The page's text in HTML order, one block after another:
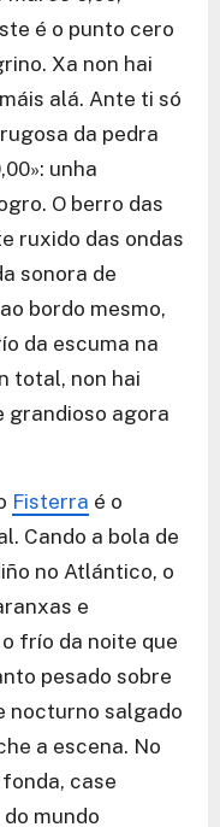
é o punto cero
Xa non hai
alá. Ante ti só
da pedra
unha
O berro das
ruxido das ondas
sonora de
bordo mesmo,
da escuma na
total, non hai
grandioso agora
Fisterra é o
Cando a bola de
no Atlántico, o
e
frío da noite que
pesado sobre
nocturno salgado
a escena. No
case
mundo